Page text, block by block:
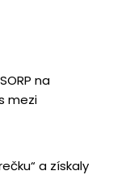
na
mezi
a získaly